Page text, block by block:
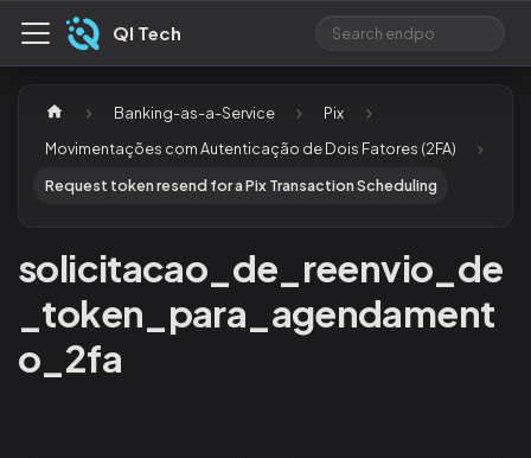
QI Tech
Banking-as-a-Service
Pix
Movimentações com Autenticação de Dois Fatores (2FA)
Request token resend for a Pix Transaction Scheduling
solicitacao_de_reenvio_de
_token_para_agendament
o_2fa